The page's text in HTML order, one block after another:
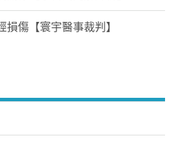
傷【寰宇醫事裁判】